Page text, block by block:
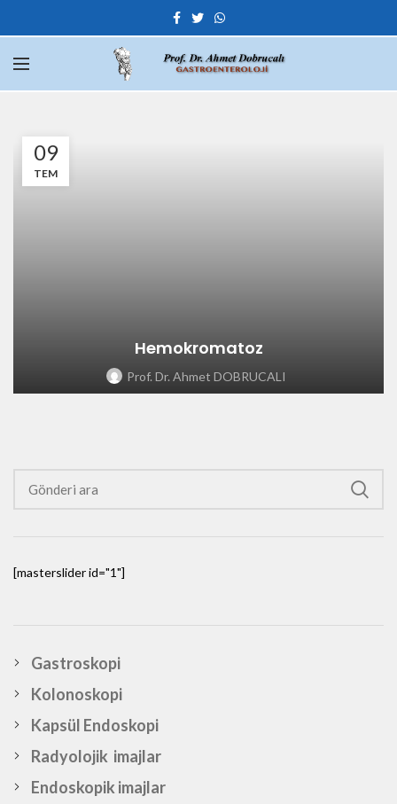
09
TEM
Hemokromatoz
Prof. Dr. Ahmet DOBRUCALI
[masterslider id="1"]
Gastroskopi
Kolonoskopi
Kapsül Endoskopi
Radyolojik imajlar
Endoskopik imajlar